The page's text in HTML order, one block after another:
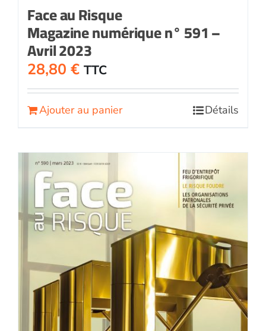
Face au Risque
Magazine numérique n° 591 –
Avril 2023
28,80 € TTC
Ajouter au panier Détails